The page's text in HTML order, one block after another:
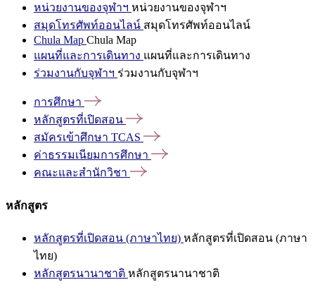
หน่วยงานของจุฬาฯ หน่วยงานของจุฬาฯ
สมุดโทรศัพท์ออนไลน์ สมุดโทรศัพท์ออนไลน์
Chula Map Chula Map
แผนที่และการเดินทาง แผนที่และการเดินทาง
ร่วมงานกับจุฬาฯ ร่วมงานกับจุฬาฯ
การศึกษา
หลักสูตรที่เปิดสอน
สมัครเข้าศึกษา TCAS
ค่าธรรมเนียมการศึกษา
คณะและสำนักวิชา
หลักสูตร
หลักสูตรที่เปิดสอน (ภาษาไทย) หลักสูตรที่เปิดสอน (ภาษา
ไทย)
หลักสูตรนานาชาติ หลักสูตรนานาชาติ